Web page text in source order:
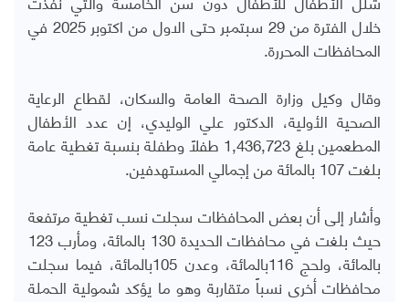
خلال الفترة من 29 سبتمبر حتى الاول من اكتوبر 2025 في
المحافظات المحررة.
وقال وكيل وزارة الصحة العامة والسكان، لقطاع الرعاية
الصحية الأولية، الدكتور علي الوليدي، إن عدد الأطفال
المطعمين بلغ 1,436,723 طفلاً وطفلة بنسبة تغطية عامة
بلغت 107 بالمائة من إجمالي المستهدفين.
وأشار إلى أن بعض المحافظات سجلت نسب تغطية مرتفعة
حيث بلغت في محافظات الحديدة 130 بالمائة، ومأرب 123
بالمائة، ولحج 116بالمائة، وعدن 105بالمائة، فيما سجلت
محافظات أخرى نسباً متقاربة وهو ما يؤكد شمولية الحملة